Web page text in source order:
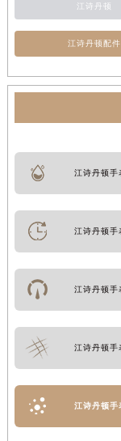
江诗丹顿
江诗丹顿配件
江诗丹顿手
江诗丹顿手
江诗丹顿手
江诗丹顿手
江诗丹顿手